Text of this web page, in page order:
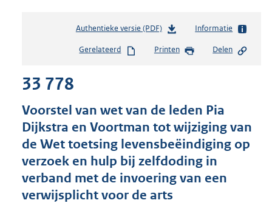
Authentieke versie (PDF)b
s
s
g
r
o
o
t
t
Informatie
Gerelateerd Printen Delen
33 778
Voorstel van wet van de leden Pia
Dijkstra en Voortman tot wijziging van
de Wet toetsing levensbeëindiging op
verzoek en hulp bij zelfdoding in
verband met de invoering van een
verwijsplicht voor de arts